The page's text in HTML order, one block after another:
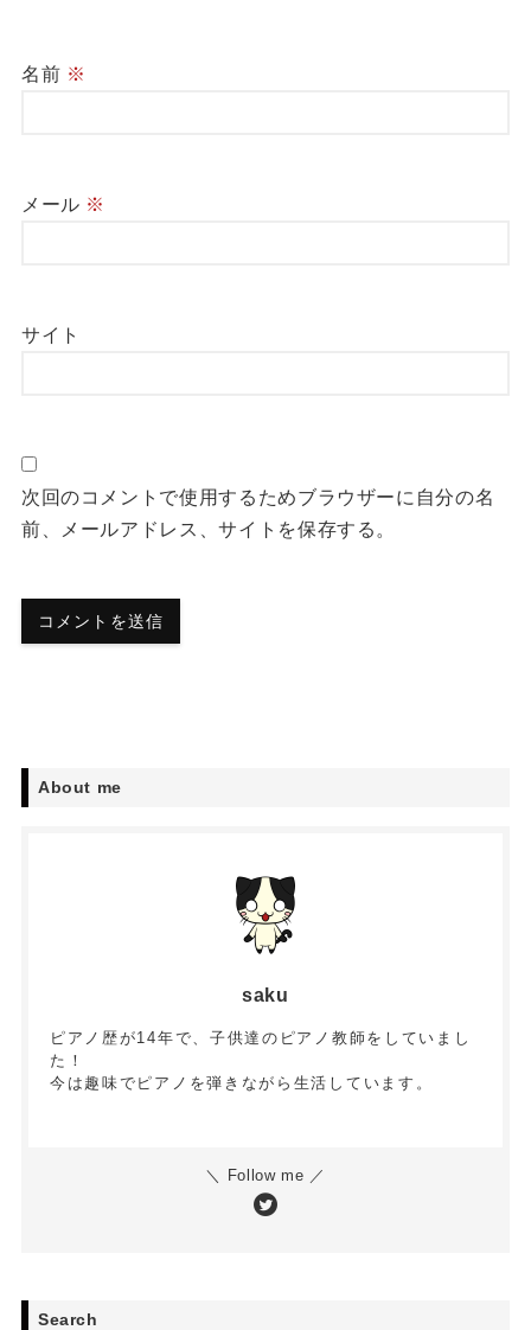
名前 ※
メール ※
サイト
次回のコメントで使用するためブラウザーに自分の名
前、メールアドレス、サイトを保存する。
About me
saku
ピアノ歴が14年で、子供達のピアノ教師をしていまし
た！
今は趣味でピアノを弾きながら生活しています。
＼ Follow me ／
Search